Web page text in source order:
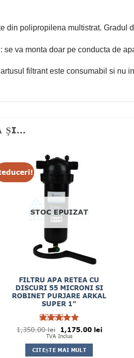
din polipropilena multistrat. Gradul
se va monta doar pe conducta de
filtrant este consumabil si nu
ȘI…
STOC EPUIZAT
FILTRU APA RETEA CU
DISCURI 55 MICRONI SI
ROBINET PURJARE ARKAL
SUPER 1”
Evaluat la
din 5
1,350.00lei Prețul
inițial
a
fost:
1,350.00 lei.
1,175.00 leiPrețul
curent
TVA Inclus
CITEȘTE MAI MULT